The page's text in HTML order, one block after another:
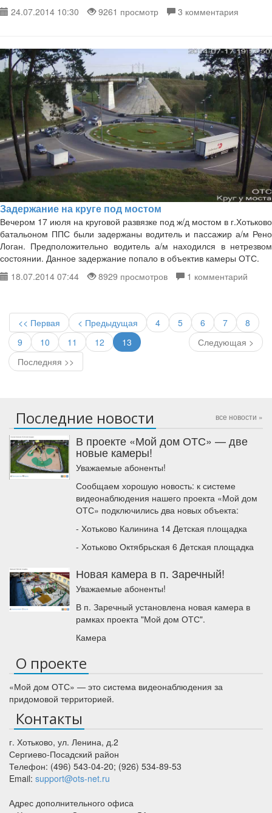
24.07.2014 10:30
9261 просмотр 3 комментария
Задержание на круге под мостом
Вечером 17 июля на круговой развязке под ж/д мостом в г.Хотьково
батальоном ППС были задержаны водитель и пассажир а/м Рено
Логан. Предположительно водитель а/м находился в нетрезвом
состоянии. Данное задержание попало в объектив камеры ОТС.
18.07.2014 07:44
8929 просмотров 1 комментарий
<< Первая < Предыдущая 4 5 6 7
8
9
10 11 12 13
Следующая >
Последняя >>
все новости »
Последние новости
В проекте «Мой дом ОТС» — две
новые камеры!
Уважаемые абоненты!
Сообщаем хорошую новость: к системе
видеонаблюдения нашего проекта «Мой дом
ОТС» подключились два новых объекта:
- Хотьково Калинина 14 Детская площадка
- Хотьково Октябрьская 6 Детская площадка
Новая камера в п. Заречный!
Уважаемые абоненты!
В п. Заречный установлена новая камера в
рамках проекта "Мой дом ОТС".
Камера
О проекте
«Мой дом ОТС» — это система видеонаблюдения за
придомовой территорией.
Контакты
г. Хотьково, ул. Ленина, д.2
Сергиево-Посадский район
Телефон: (496) 543-04-20; (926) 534-89-53
Email: support@ots-net.ru
Адрес дополнительного офиса